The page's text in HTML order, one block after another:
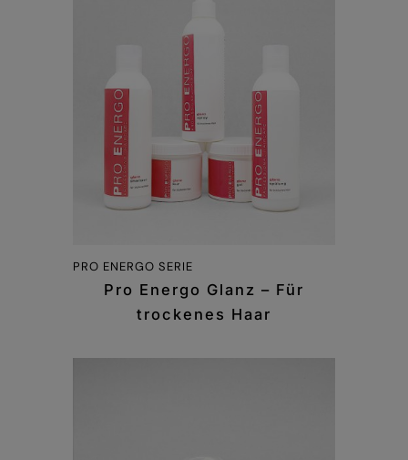
PRO ENERGO SERIE
Pro Energo Glanz – Für
trockenes Haar